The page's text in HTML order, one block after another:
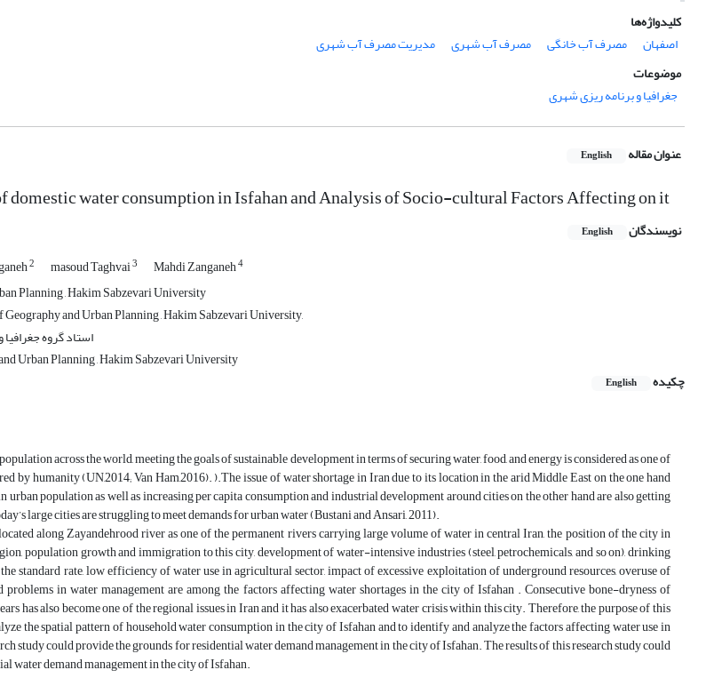
کلیدواژه‌ها
اصفهان
مصرف آب خانگی مصرف آب شهری
مدیریت مصرف آب شهری
موضوعات
جغرافیا و برنامه ریزی شهری
عنوان مقاله English
domestic water consumption in Isfahan and Analysis of Socio-cultural Factors Affecting on it
نویسندگان English
2 masoud Taghvai3 Mahdi Zanganeh4
Planning , Hakim Sabzevari University
and Urban Planning , Hakim Sabzevari University,
استاد گروه
Urban Planning , Hakim Sabzevari University
چکیده
English
across the world, meeting the goals of sustainable development in terms of securing water, food, and energy is considered as one of
by humanity (UN,2014; Van Ham,2016). ).The issue of water shortage in Iran due to its location in the arid Middle East on the one hand
population as well as increasing per capita consumption and industrial development around cities on the other hand are also getting
large cities are struggling to meet demands for urban water (Bustani and Ansari, 2011).
along Zayandehrood river as one of the permanent rivers carrying large volume of water in central Iran, the position of the city in
population growth and immigration to this city, development of water-intensive industries (steel, petrochemicals, and so on), drinking
standard rate, low efficiency of water use in agricultural sector, impact of excessive exploitation of underground resources, overuse of
problems in water management are among the factors affecting water shortages in the city of Isfahan . Consecutive bone-dryness of
has also become one of the regional issues in Iran and it has also exacerbated water crisis within this city. Therefore, the purpose of this
the spatial pattern of household water consumption in the city of Isfahan and to identify and analyze the factors affecting water use in
study could provide the grounds for residential water demand management in the city of Isfahan. The results of this research study could
water demand management in the city of Isfahan.